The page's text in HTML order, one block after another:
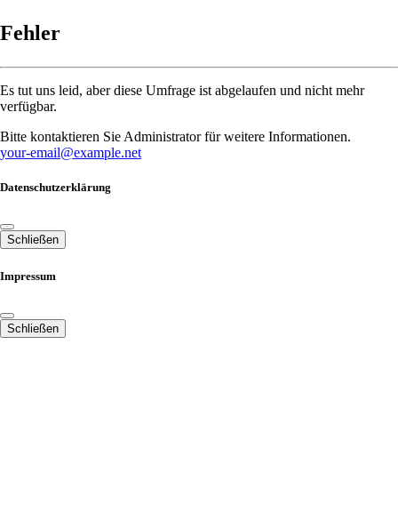
Fehler
Es tut uns leid, aber diese Umfrage ist abgelaufen und nicht mehr
verfügbar.
Bitte kontaktieren Sie Administrator für weitere Informationen.
your-email@example.net
Datenschutzerklärung
Schließen
Impressum
Schließen